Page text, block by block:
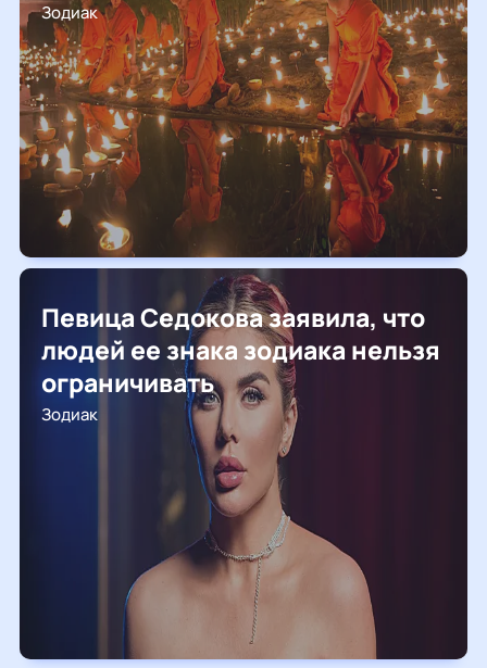
Зодиак
Певица Седокова заявила, что
людей ее знака зодиака нельзя
ограничивать
Зодиак